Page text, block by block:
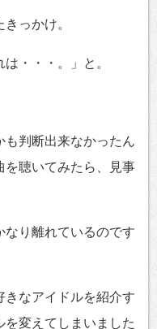
っかけ。
・・・。」と。
も判断出来なかったん
を聴いてみたら、見事
なり離れているのです
きなアイドルを紹介す
を変えてしまいました